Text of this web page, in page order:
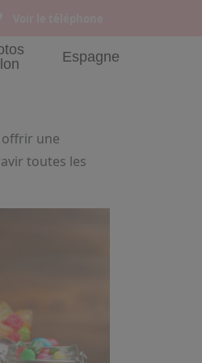
Espagne
offrir une
toutes les